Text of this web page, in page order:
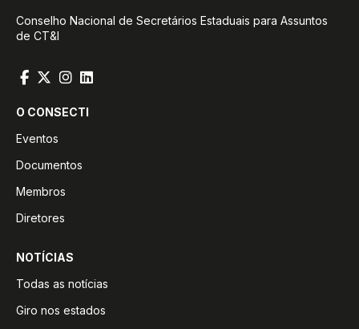
Conselho Nacional de Secretários Estaduais para Assuntos
de CT&I
O CONSECTI
Eventos
Documentos
Membros
Diretores
NOTÍCIAS
Todas as notícias
Giro nos estados